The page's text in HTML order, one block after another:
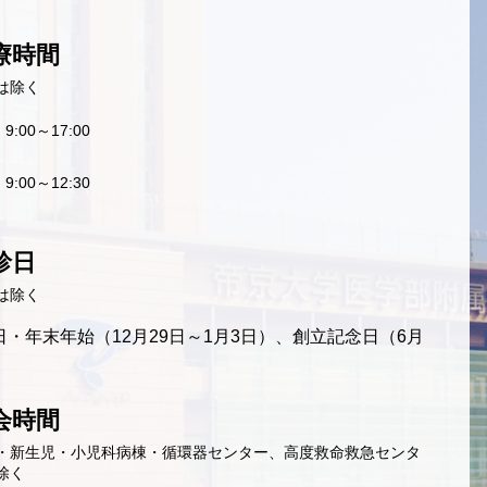
時間
除く
9:00～17:00
9:00～12:30
日
除く
・年末年始（12月29日～1月3日）、創立記念日（6月
時間
新生児・小児科病棟・循環器センター、高度救命救急センタ
く